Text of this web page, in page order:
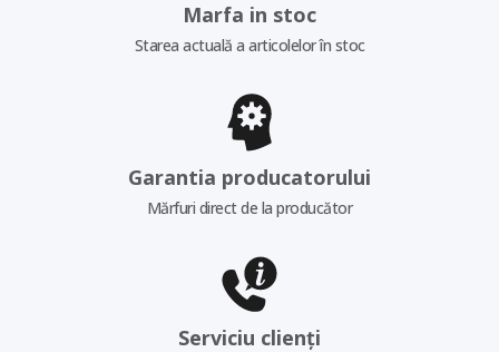
Marfa in stoc
Starea actuală a articolelor în stoc
Garantia producatorului
Mărfuri direct de la producător
Serviciu clienți